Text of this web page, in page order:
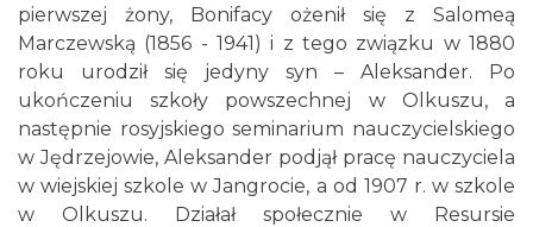
pierwszej żony, Bonifacy ożenił się z Salomeą
Marczewską (1856 - 1941) i z tego związku w 1880
roku urodził się jedyny syn – Aleksander. Po
ukończeniu szkoły powszechnej w Olkuszu, a
następnie rosyjskiego seminarium nauczycielskiego
w Jędrzejowie, Aleksander podjął pracę nauczyciela
w wiejskiej szkole w Jangrocie, a od 1907 r. w szkole
w Olkuszu. Działał społecznie w Resursie